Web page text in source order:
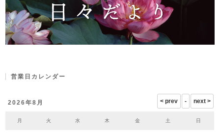
営業日カレンダー
2026年8月
月 火 水 木 金 土 日